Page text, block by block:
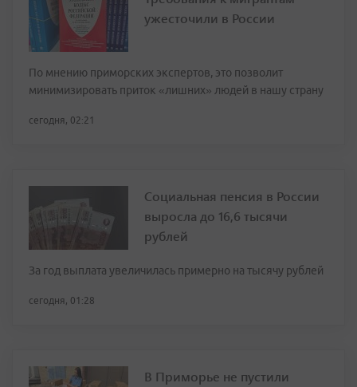
ужесточили в России
По мнению приморских экспертов, это позволит
минимизировать приток «лишних» людей в нашу страну
сегодня, 02:21
Социальная пенсия в России
выросла до 16,6 тысячи
рублей
За год выплата увеличилась примерно на тысячу рублей
сегодня, 01:28
В Приморье не пустили